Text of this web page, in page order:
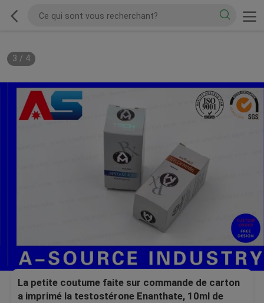
3 / 4
La petite coutume faite sur commande de carton
a imprimé la testostérone Enanthate, 10ml de